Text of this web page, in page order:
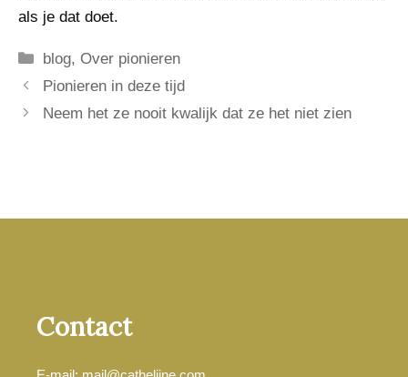
als je dat doet.
Categorieën
blog,Over pionieren
Pionieren in deze tijd
Neem het ze nooit kwalijk dat ze het niet zien
Contact